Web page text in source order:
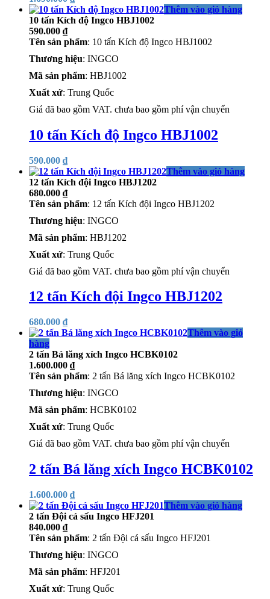
Thêm vào giỏ hàng
10 tấn Kích độ Ingco HBJ1002
590.000 ₫
Tên sản phẩm: 10 tấn Kích độ Ingco HBJ1002
Thương hiệu: INGCO
Mã sản phẩm: HBJ1002
Xuất xứ: Trung Quốc
Giá đã bao gồm VAT. chưa bao gồm phí vận chuyển
10 tấn Kích độ Ingco HBJ1002
590.000 ₫
Thêm vào giỏ hàng
12 tấn Kích đội Ingco HBJ1202
680.000 ₫
Tên sản phẩm: 12 tấn Kích đội Ingco HBJ1202
Thương hiệu: INGCO
Mã sản phẩm: HBJ1202
Xuất xứ: Trung Quốc
Giá đã bao gồm VAT. chưa bao gồm phí vận chuyển
12 tấn Kích đội Ingco HBJ1202
680.000 ₫
Thêm vào giỏ
hàng
2 tấn Bá lăng xích Ingco HCBK0102
1.600.000 ₫
Tên sản phẩm: 2 tấn Bá lăng xích Ingco HCBK0102
Thương hiệu: INGCO
Mã sản phẩm: HCBK0102
Xuất xứ: Trung Quốc
Giá đã bao gồm VAT. chưa bao gồm phí vận chuyển
2 tấn Bá lăng xích Ingco HCBK0102
1.600.000 ₫
Thêm vào giỏ hàng
2 tấn Đội cá sấu Ingco HFJ201
840.000 ₫
Tên sản phẩm: 2 tấn Đội cá sấu Ingco HFJ201
Thương hiệu: INGCO
Mã sản phẩm: HFJ201
Xuất xứ: Trung Quốc